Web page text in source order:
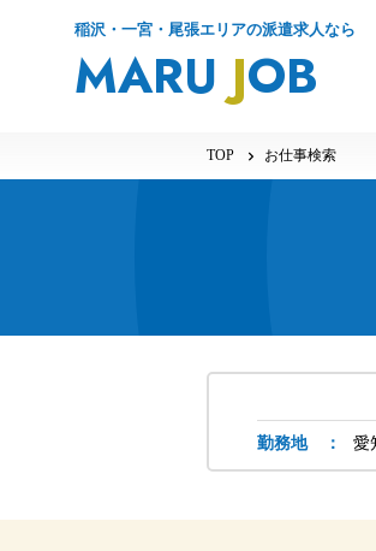
稲沢・一宮・尾張エリアの派遣求人なら
MARU JOB
TOP お仕事検索
勤務地 ： 愛